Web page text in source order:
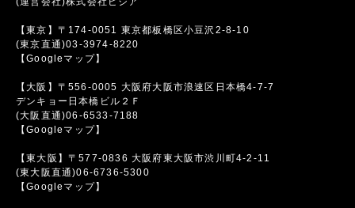
【東京】〒174-0051 東京都板橋区小豆沢2-8-10
(東京直通)03-3974-8220
【Googleマップ】
【大阪】〒556-0005 大阪府大阪市浪速区日本橋4-7-7
デンキョー日本橋ビル２Ｆ
(大阪直通)06-6533-7188
【Googleマップ】
【東大阪】〒577-0836 大阪府東大阪市渋川町4-2-11
(東大阪直通)06-6736-5300
【Googleマップ】